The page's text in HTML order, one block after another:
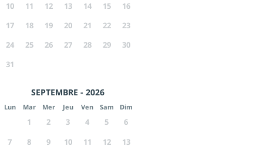
10
11 12 13 14 15
16
17
18 19 20 21 22
23
24
25 26 27 28 29
30
31
SEPTEMBRE - 2026
Lun Mar Mer Jeu Ven Sam Dim
1 2 3 4 5
6
7
8 9 10 11 12
13